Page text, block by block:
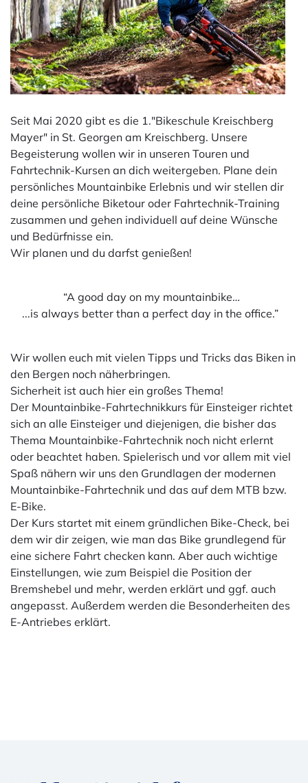
Seit Mai 2020 gibt es die 1."Bikeschule Kreischberg
Mayer" in St. Georgen am Kreischberg. Unsere
Begeisterung wollen wir in unseren Touren und
Fahrtechnik-Kursen an dich weitergeben. Plane dein
persönliches Mountainbike Erlebnis und wir stellen dir
deine persönliche Biketour oder Fahrtechnik-Training
zusammen und gehen individuell auf deine Wünsche
und Bedürfnisse ein.
Wir planen und du darfst genießen!
“A good day on my mountainbike…
...is always better than a perfect day in the office.”
Wir wollen euch mit vielen Tipps und Tricks das Biken in
den Bergen noch näherbringen.
Sicherheit ist auch hier ein großes Thema!
Der Mountainbike-Fahrtechnikkurs für Einsteiger richtet
sich an alle Einsteiger und diejenigen, die bisher das
Thema Mountainbike-Fahrtechnik noch nicht erlernt
oder beachtet haben. Spielerisch und vor allem mit viel
Spaß nähern wir uns den Grundlagen der modernen
Mountainbike-Fahrtechnik und das auf dem MTB bzw.
E-Bike.
Der Kurs startet mit einem gründlichen Bike-Check, bei
dem wir dir zeigen, wie man das Bike grundlegend für
eine sichere Fahrt checken kann. Aber auch wichtige
Einstellungen, wie zum Beispiel die Position der
Bremshebel und mehr, werden erklärt und ggf. auch
angepasst. Außerdem werden die Besonderheiten des
E-Antriebes erklärt.